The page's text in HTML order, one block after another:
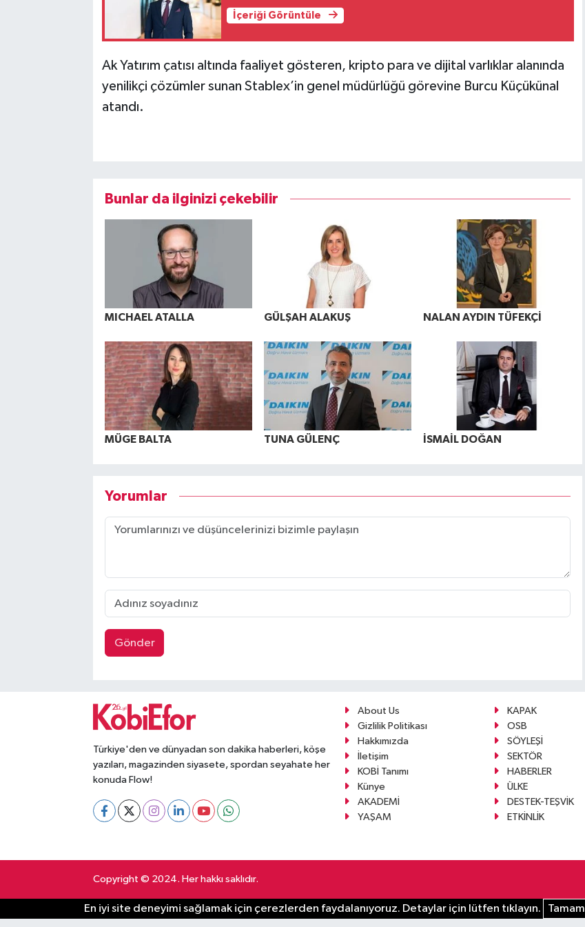
İçeriği Görüntüle
Ak Yatırım çatısı altında faaliyet gösteren, kripto para ve dijital varlıklar alanında
yenilikçi çözümler sunan Stablex’in genel müdürlüğü görevine Burcu Küçükünal
atandı.
Bunlar da ilginizi çekebilir
MICHAEL ATALLA GÜLŞAH ALAKUŞ NALAN AYDIN TÜFEKÇİ
MÜGE BALTA TUNA GÜLENÇ İSMAİL DOĞAN
Yorumlar
Gönder
Türkiye'den ve dünyadan son dakika haberleri, köşe
yazıları, magazinden siyasete, spordan seyahate her
konuda Flow!
About Us
KAPAK
Gizlilik Politikası
OSB
Hakkımızda
SÖYLEŞİ
İletişim
SEKTÖR
KOBİ Tanımı
HABERLER
Künye
ÜLKE
AKADEMİ
DESTEK-TEŞVİK
YAŞAM
ETKİNLİK
Copyright © 2024. Her hakkı saklıdır.
En iyi site deneyimi sağlamak için çerezlerden faydalanıyoruz. Detaylar için lütfen tıklayın. Tamam